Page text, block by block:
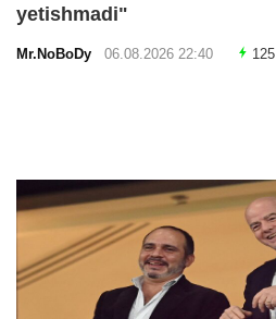
yetishmadi"
Mr.NoBoDy 06.08.2026 22:40 125